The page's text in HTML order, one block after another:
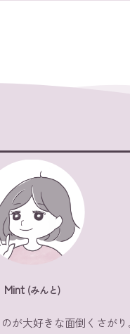
Mint (みんと)
が大好きな面倒くさが